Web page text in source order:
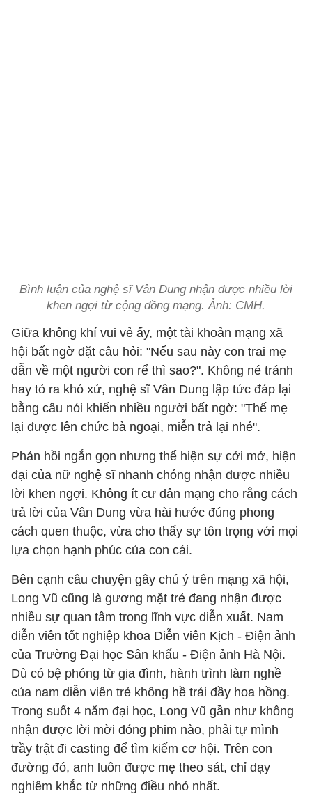
Bình luận của nghệ sĩ Vân Dung nhận được nhiều lời
khen ngợi từ cộng đồng mạng. Ảnh: CMH.
Giữa không khí vui vẻ ấy, một tài khoản mạng xã
hội bất ngờ đặt câu hỏi: "Nếu sau này con trai mẹ
dẫn về một người con rể thì sao?". Không né tránh
hay tỏ ra khó xử, nghệ sĩ Vân Dung lập tức đáp lại
bằng câu nói khiến nhiều người bất ngờ: "Thế mẹ
lại được lên chức bà ngoại, miễn trả lại nhé".
Phản hồi ngắn gọn nhưng thể hiện sự cởi mở, hiện
đại của nữ nghệ sĩ nhanh chóng nhận được nhiều
lời khen ngợi. Không ít cư dân mạng cho rằng cách
trả lời của Vân Dung vừa hài hước đúng phong
cách quen thuộc, vừa cho thấy sự tôn trọng với mọi
lựa chọn hạnh phúc của con cái.
Bên cạnh câu chuyện gây chú ý trên mạng xã hội,
Long Vũ cũng là gương mặt trẻ đang nhận được
nhiều sự quan tâm trong lĩnh vực diễn xuất. Nam
diễn viên tốt nghiệp khoa Diễn viên Kịch - Điện ảnh
của Trường Đại học Sân khấu - Điện ảnh Hà Nội.
Dù có bệ phóng từ gia đình, hành trình làm nghề
của nam diễn viên trẻ không hề trải đầy hoa hồng.
Trong suốt 4 năm đại học, Long Vũ gần như không
nhận được lời mời đóng phim nào, phải tự mình
trầy trật đi casting để tìm kiếm cơ hội. Trên con
đường đó, anh luôn được mẹ theo sát, chỉ dạy
nghiêm khắc từ những điều nhỏ nhất.